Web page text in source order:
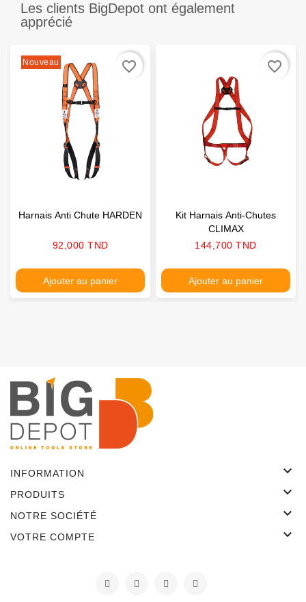
Les clients BigDepot ont également
apprécié
Nouveau
Harnais Anti Chute HARDEN
Prix
92,000 TND
Ajouter au panier
favorite_border
Kit Harnais Anti-Chutes
CLIMAX
Prix
144,700 TND
Ajouter au panier
favorite_border
INFORMATION 
PRODUITS 
NOTRE SOCIÉTÉ 
VOTRE COMPTE 